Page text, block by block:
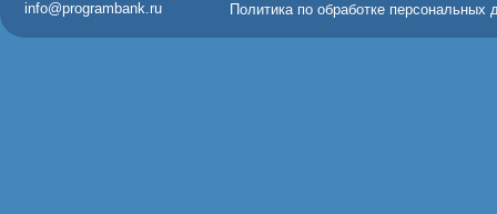
info@programbank.ru Политика по обработке персональных